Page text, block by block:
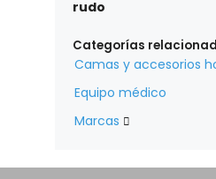
rudo
Categorías
Camas y accesorios
Equipo médico
Marcas 